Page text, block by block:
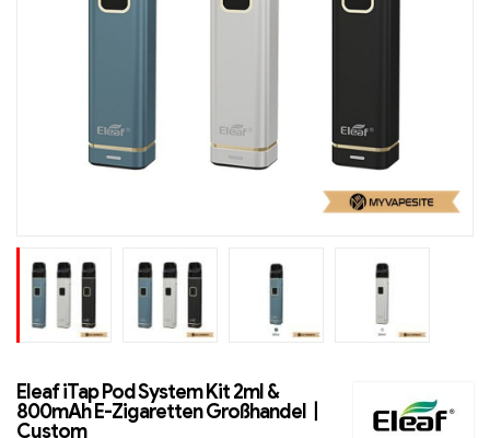
Eleaf iTap Pod System Kit 2ml &
800mAh E-Zigaretten Großhandel丨
Custom